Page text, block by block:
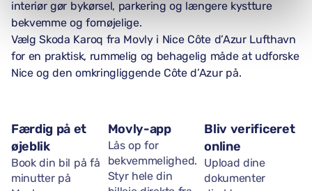
interiør gør bykørsel, parkering og længere kystture
bekvemme og fornøjelige.
Vælg Skoda Karoq fra Movly i Nice Côte d’Azur Lufthavn
for en praktisk, rummelig og behagelig måde at udforske
Nice og den omkringliggende Côte d’Azur på.
Færdig på et
øjeblik
Book din bil på få
minutter på
Movly-app
Lås op for
bekvemmelighed.
Styr hele din
Bliv verificeret
online
Upload dine
dokumenter